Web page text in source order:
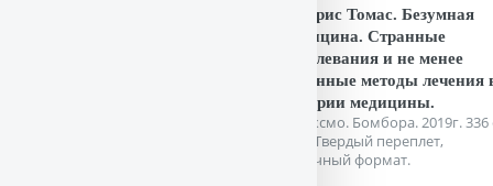
Моррис Томас. Безумная
медицина. Странные
заболевания и не менее
странные методы лечения
истории медицины.
М. Эксмо. Бомбора. 2019г. 336
илл. Твердый переплет,
Обычный формат.